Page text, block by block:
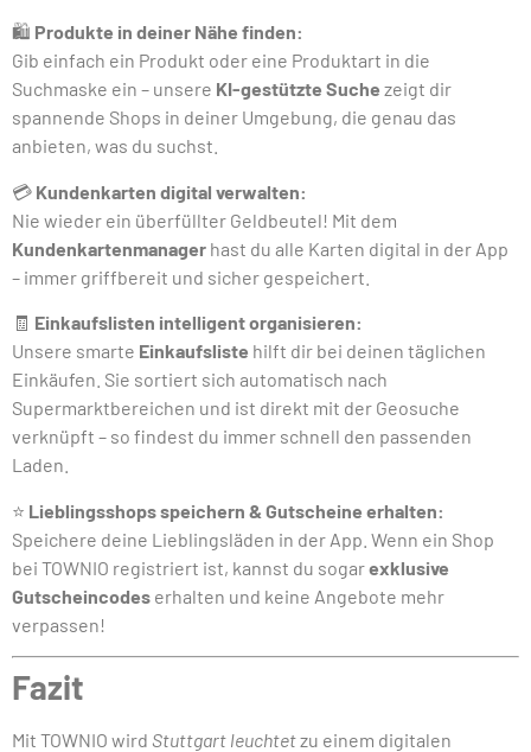
🛍️ Produkte in deiner Nähe finden:
Gib einfach ein Produkt oder eine Produktart in die
Suchmaske ein – unsere KI-gestützte Suche zeigt dir
spannende Shops in deiner Umgebung, die genau das
anbieten, was du suchst.
💳 Kundenkarten digital verwalten:
Nie wieder ein überfüllter Geldbeutel! Mit dem
Kundenkartenmanager hast du alle Karten digital in der App
– immer griffbereit und sicher gespeichert.
🧾 Einkaufslisten intelligent organisieren:
Unsere smarte Einkaufsliste hilft dir bei deinen täglichen
Einkäufen. Sie sortiert sich automatisch nach
Supermarktbereichen und ist direkt mit der Geosuche
verknüpft – so findest du immer schnell den passenden
Laden.
⭐ Lieblingsshops speichern & Gutscheine erhalten:
Speichere deine Lieblingsläden in der App. Wenn ein Shop
bei TOWNIO registriert ist, kannst du sogarexklusive
Gutscheincodes erhalten und keine Angebote mehr
verpassen!
Fazit
Mit TOWNIO wird Stuttgart leuchtetzu einem digitalen